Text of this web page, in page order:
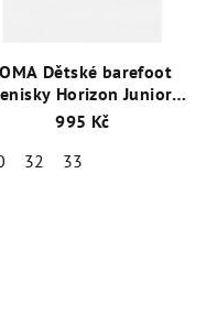
35
Dětské barefoot
Horizon Junior
modré
995 Kč
32 33